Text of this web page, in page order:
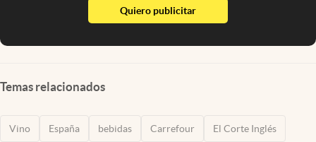
Quiero publicitarabre en nueva pestaña
Temas relacionados
Vino España bebidas Carrefour El Corte Inglés